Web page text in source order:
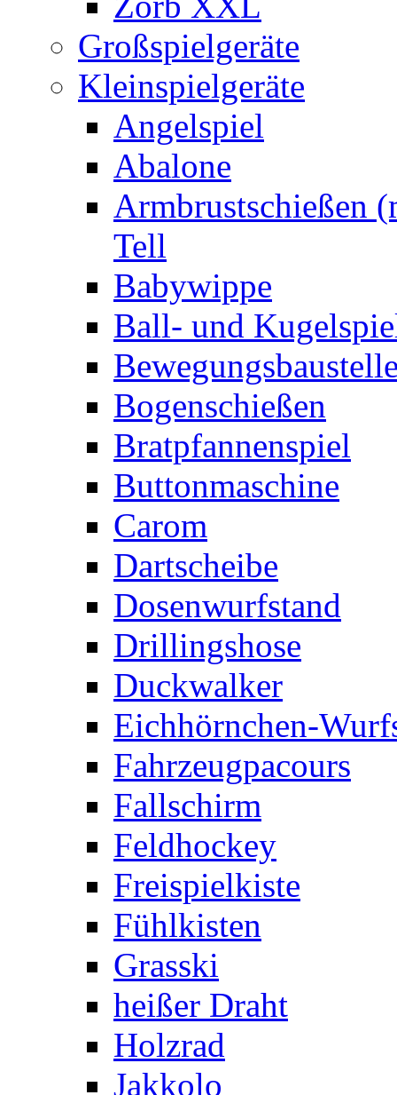
Großspielgeräte
Kleinspielgeräte
Angelspiel
Abalone
Armbrustschießen
Tell
Babywippe
Ball- und
Bogenschießen
Bratpfannenspiel
Buttonmaschine
Carom
Dartscheibe
Dosenwurfstand
Drillingshose
Duckwalker
Eichhörnchen-
Fahrzeugpacours
Fallschirm
Feldhockey
Freispielkiste
Fühlkisten
Grasski
heißer Draht
Holzrad
Jakkolo